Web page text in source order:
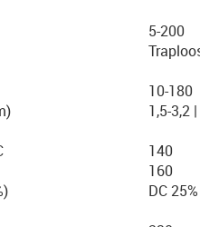
5-200
10-180
1,5-3,2
140
160
DC